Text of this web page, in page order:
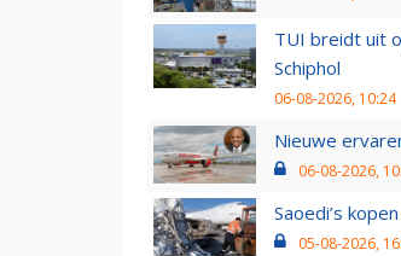
TUI breidt uit
Schiphol
06-08-2026, 10:24
Nieuwe
06-08-2026,
Saoedi’s
05-08-2026,